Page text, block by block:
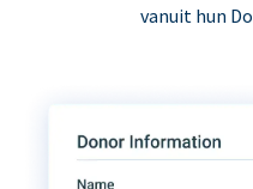
vanuit hun